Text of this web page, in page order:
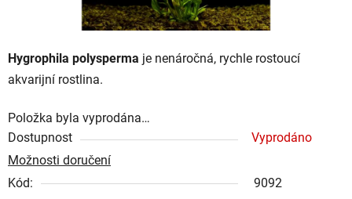
Hygrophila polysperma je nenáročná, rychle rostoucí
akvarijní rostlina.
Položka byla vyprodána…
Dostupnost
Vyprodáno
Možnosti doručení
Kód:
9092